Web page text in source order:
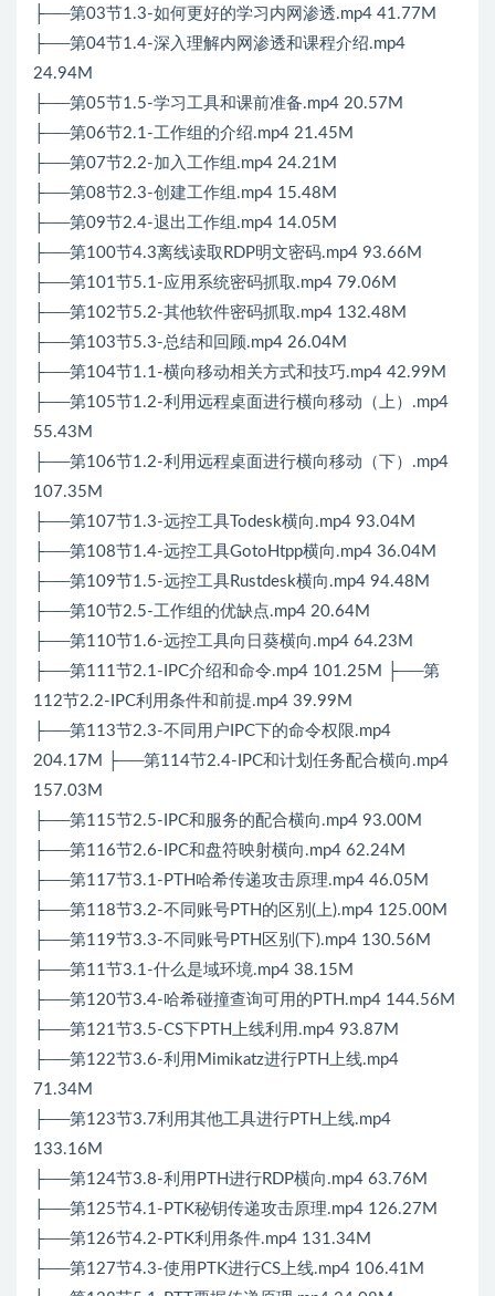
├──第03节1.3-如何更好的学习内网渗透.mp4 41.77M
├──第04节1.4-深入理解内网渗透和课程介绍.mp4
24.94M
├──第05节1.5-学习工具和课前准备.mp4 20.57M
├──第06节2.1-工作组的介绍.mp4 21.45M
├──第07节2.2-加入工作组.mp4 24.21M
├──第08节2.3-创建工作组.mp4 15.48M
├──第09节2.4-退出工作组.mp4 14.05M
├──第100节4.3离线读取RDP明文密码.mp4 93.66M
├──第101节5.1-应用系统密码抓取.mp4 79.06M
├──第102节5.2-其他软件密码抓取.mp4 132.48M
├──第103节5.3-总结和回顾.mp4 26.04M
├──第104节1.1-横向移动相关方式和技巧.mp4 42.99M
├──第105节1.2-利用远程桌面进行横向移动（上）.mp4
55.43M
├──第106节1.2-利用远程桌面进行横向移动（下）.mp4
107.35M
├──第107节1.3-远控工具Todesk横向.mp4 93.04M
├──第108节1.4-远控工具GotoHtpp横向.mp4 36.04M
├──第109节1.5-远控工具Rustdesk横向.mp4 94.48M
├──第10节2.5-工作组的优缺点.mp4 20.64M
├──第110节1.6-远控工具向日葵横向.mp4 64.23M
├──第111节2.1-IPC介绍和命令.mp4 101.25M ├──第
112节2.2-IPC利用条件和前提.mp4 39.99M
├──第113节2.3-不同用户IPC下的命令权限.mp4
204.17M ├──第114节2.4-IPC和计划任务配合横向.mp4
157.03M
├──第115节2.5-IPC和服务的配合横向.mp4 93.00M
├──第116节2.6-IPC和盘符映射横向.mp4 62.24M
├──第117节3.1-PTH哈希传递攻击原理.mp4 46.05M
├──第118节3.2-不同账号PTH的区别(上).mp4 125.00M
├──第119节3.3-不同账号PTH区别(下).mp4 130.56M
├──第11节3.1-什么是域环境.mp4 38.15M
├──第120节3.4-哈希碰撞查询可用的PTH.mp4 144.56M
├──第121节3.5-CS下PTH上线利用.mp4 93.87M
├──第122节3.6-利用Mimikatz进行PTH上线.mp4
71.34M
├──第123节3.7利用其他工具进行PTH上线.mp4
133.16M
├──第124节3.8-利用PTH进行RDP横向.mp4 63.76M
├──第125节4.1-PTK秘钥传递攻击原理.mp4 126.27M
├──第126节4.2-PTK利用条件.mp4 131.34M
├──第127节4.3-使用PTK进行CS上线.mp4 106.41M